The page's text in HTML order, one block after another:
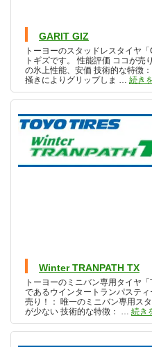
GARIT GIZ
トーヨーのスタッドレスタイヤ
トギズです。 性能評価 ココが売
の氷上性能、安価 技術的な特徴
掻きによりグリップしま … 続き
Winter TRANPATH TX
トーヨーのミニバン専用タイヤ
であるウインタートランパステ
売り！： 唯一のミニバン専用ス
が少ない 技術的な特徴： … 続き